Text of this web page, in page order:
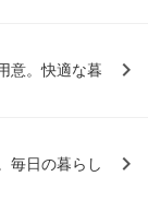
意。快適な暮
毎日の暮らし